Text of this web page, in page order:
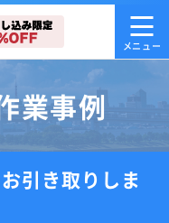
業事例
引き取りしま